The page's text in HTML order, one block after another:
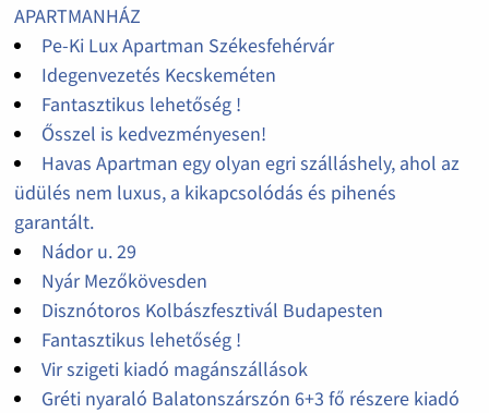
APARTMANHÁZ
Pe-Ki Lux Apartman Székesfehérvár
Idegenvezetés Kecskeméten
Fantasztikus lehetőség !
Ősszel is kedvezményesen!
Havas Apartman egy olyan egri szálláshely, ahol az
üdülés nem luxus, a kikapcsolódás és pihenés
garantált.
Nádor u. 29
Nyár Mezőkövesden
Disznótoros Kolbászfesztivál Budapesten
Fantasztikus lehetőség !
Vir szigeti kiadó magánszállások
Gréti nyaraló Balatonszárszón 6+3 fő részere kiadó